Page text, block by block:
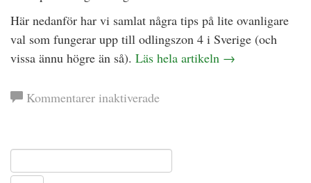
Här nedanför har vi samlat några tips på lite ovanligare
val som fungerar upp till odlingszon 4 i Sverige (och
vissa ännu högre än så). Läs hela artikeln →
Kommentarer inaktiveradeför
ovanligare
frukter